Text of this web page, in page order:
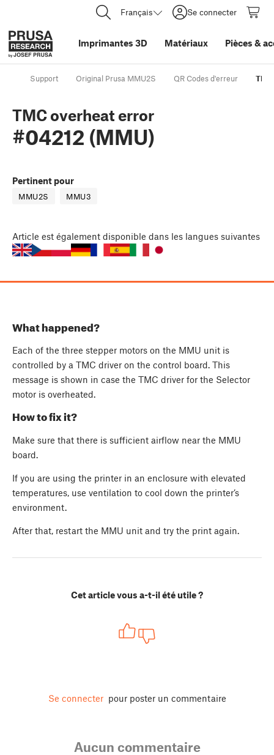
Français Se connecter
Imprimantes 3D Matériaux Pièces &
Support Original Prusa MMU2S QR Codes d'erreur
TMC overheat error
#04212 (MMU)
Pertinent pour
MMU2S MMU3
Article est également disponible dans les langues suivantes
What happened?
Each of the three stepper motors on the MMU unit is
controlled by a TMC driver on the control board. This
message is shown in case the TMC driver for the Selector
motor is overheated.
How to fix it?
Make sure that there is sufficient airflow near the MMU
board.
If you are using the printer in an enclosure with elevated
temperatures, use ventilation to cool down the printer’s
environment.
After that, restart the MMU unit and try the print again.
Cet article vous a-t-il été utile ?
Se connecter pour poster un commentaire
Aucun commentaire